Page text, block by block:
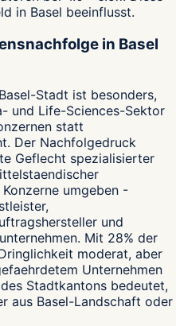
in Basel beeinflusst.
in Basel
Stadt ist besonders,
und Life-Sciences-Sektor
statt
Der Nachfolgedruck
Geflecht spezialisierter
umgeben -
und
Mit 28% der
moderat, aber
Unternehmen
Stadtkantons bedeutet,
aus Basel-Landschaft oder